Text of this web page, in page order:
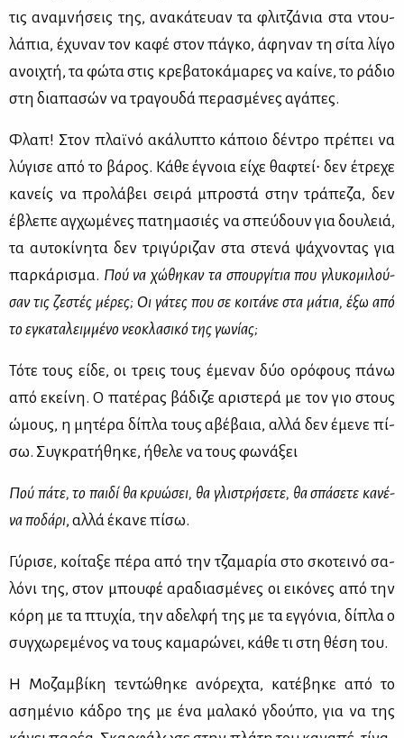
τις ανα­μνή­σεις της, ανα­κά­τευαν τα φλι­τζά­νια στα ντου­
λά­πια, έχυ­ναν τον κα­φέ στον πά­γκο, άφη­ναν τη σί­τα λί­γο
ανοι­χτή, τα φώ­τα στις κρε­βα­το­κά­μα­ρες να καί­νε, το ρά­διο
στη δια­πα­σών να τρα­γου­δά πε­ρα­σμέ­νες αγά­πες.
Φλαπ! Στον πλαϊ­νό ακά­λυ­πτο κά­ποιο δέ­ντρο πρέ­πει να
λύ­γι­σε από το βά­ρος. Κά­θε έγνοια εί­χε θα­φτεί∙ δεν έτρε­χε
κα­νείς να προ­λά­βει σει­ρά μπρο­στά στην τρά­πε­ζα, δεν
έβλε­πε αγ­χω­μέ­νες πα­τη­μα­σιές να σπεύ­δουν για δου­λειά,
τα αυ­το­κί­νη­τα δεν τρι­γύ­ρι­ζαν στα στε­νά ψά­χνο­ντας για
παρ­κά­ρι­σμα. Πού να χώ­θη­καν τα σπουρ­γί­τια που γλυ­κο­μι­λού­
σαν τις ζε­στές μέ­ρες; Οι γά­τες που σε κοι­τά­νε στα μά­τια, έξω από
το εγκα­τα­λειμ­μέ­νο νε­ο­κλα­σι­κό της γω­νί­ας;
Τό­τε τους εί­δε, οι τρεις τους έμε­ναν δύο ορό­φους πά­νω
από εκεί­νη. Ο πα­τέ­ρας βά­δι­ζε αρι­στε­ρά με τον γιο στους
ώμους, η μη­τέ­ρα δί­πλα τους αβέ­βαια, αλ­λά δεν έμε­νε πί­
σω. Συ­γκρα­τή­θη­κε, ήθε­λε να τους φω­νά­ξει
Πού πά­τε, το παι­δί θα κρυώ­σει, θα γλι­στρή­σε­τε, θα σπά­σε­τε κα­νέ­
να πο­δά­ρι, αλ­λά έκα­νε πί­σω.
Γύ­ρι­σε, κοί­τα­ξε πέ­ρα από την τζα­μα­ρία στο σκο­τει­νό σα­
λό­νι της, στον μπου­φέ αρα­δια­σμέ­νες οι ει­κό­νες από την
κό­ρη με τα πτυ­χία, την αδελ­φή της με τα εγ­γό­νια, δί­πλα ο
συγ­χω­ρε­μέ­νος να τους κα­μα­ρώ­νει, κά­θε τι στη θέ­ση του.
Η Μο­ζαμ­βί­κη τε­ντώ­θη­κε ανό­ρε­χτα, κα­τέ­βη­κε από το
αση­μέ­νιο κά­δρο της με ένα μα­λα­κό γδού­πο, για να της